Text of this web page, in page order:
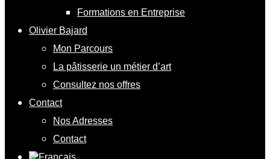
Formations en Entreprise
Olivier Bajard
Mon Parcours
La pâtisserie un métier d’art
Consultez nos offres
Contact
Nos Adresses
Contact